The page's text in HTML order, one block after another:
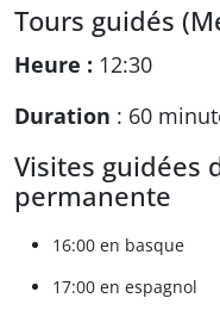
Tours guidés
Heure : 12:30
Duration : 60
Visites guidées
permanente
16:00 en basque
17:00 en espagnol